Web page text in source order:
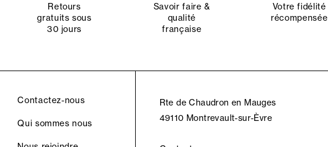
Retours
gratuits sous
30 jours
Savoir faire &
qualité
française
Votre fidélité
récompensée
Contactez-nous
Qui sommes nous
Rte de Chaudron en Mauges
49110 Montrevault-sur-Èvre